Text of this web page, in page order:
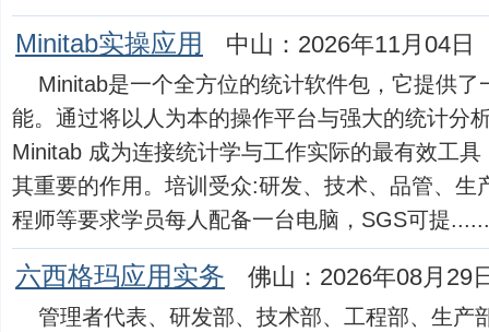
Minitab实操应用 中山：2026年11月04日
Minitab是一个全方位的统计软件包，它提供
能。通过将以人为本的操作平台与强大的统计分
Minitab 成为连接统计学与工作实际的最有效工
其重要的作用。培训受众:研发、技术、品管、生
程师等要求学员每人配备一台电脑，SGS可提......
六西格玛应用实务 佛山：2026年08月29
管理者代表、研发部、技术部、工程部、生产